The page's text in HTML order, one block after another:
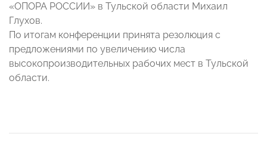
«ОПОРА РОССИИ» в Тульской области Михаил
Глухов.
По итогам конференции принята резолюция с
предложениями по увеличению числа
высокопроизводительных рабочих мест в Тульской
области.